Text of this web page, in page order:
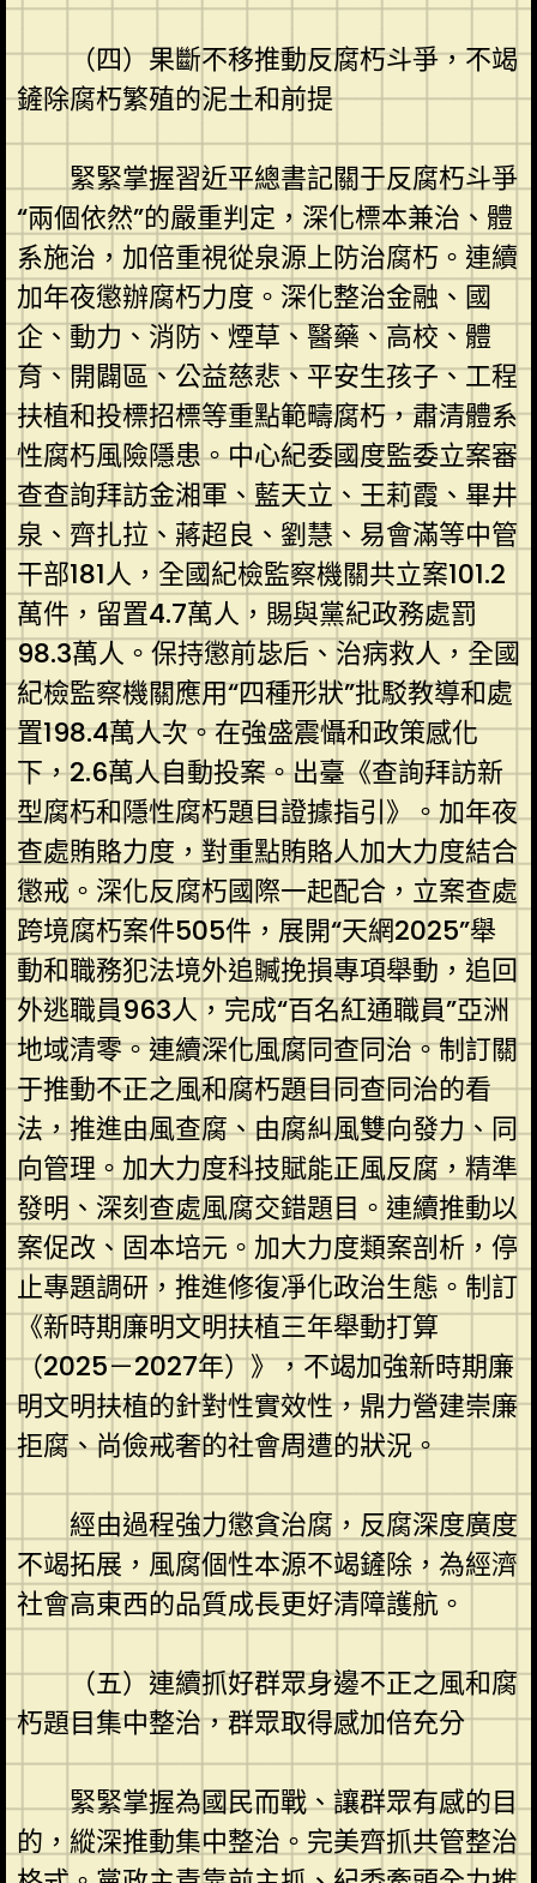
（四）果斷不移推動反腐朽斗爭，不竭
鏟除腐朽繁殖的泥土和前提
緊緊掌握習近平總書記關于反腐朽斗爭
“兩個依然”的嚴重判定，深化標本兼治、體
系施治，加倍重視從泉源上防治腐朽。連續
加年夜懲辦腐朽力度。深化整治金融、國
企、動力、消防、煙草、醫藥、高校、體
育、開闢區、公益慈悲、平安生孩子、工程
扶植和投標招標等重點範疇腐朽，肅清體系
性腐朽風險隱患。中心紀委國度監委立案審
查查詢拜訪金湘軍、藍天立、王莉霞、畢井
泉、齊扎拉、蔣超良、劉慧、易會滿等中管
干部181人，全國紀檢監察機關共立案101.2
萬件，留置4.7萬人，賜與黨紀政務處罰
98.3萬人。保持懲前毖后、治病救人，全國
紀檢監察機關應用“四種形狀”批駁教導和處
置198.4萬人次。在強盛震懾和政策感化
下，2.6萬人自動投案。出臺《查詢拜訪新
型腐朽和隱性腐朽題目證據指引》。加年夜
查處賄賂力度，對重點賄賂人加大力度結合
懲戒。深化反腐朽國際一起配合，立案查處
跨境腐朽案件505件，展開“天網2025”舉
動和職務犯法境外追贓挽損專項舉動，追回
外逃職員963人，完成“百名紅通職員”亞洲
地域清零。連續深化風腐同查同治。制訂關
于推動不正之風和腐朽題目同查同治的看
法，推進由風查腐、由腐糾風雙向發力、同
向管理。加大力度科技賦能正風反腐，精準
發明、深刻查處風腐交錯題目。連續推動以
案促改、固本培元。加大力度類案剖析，停
止專題調研，推進修復凈化政治生態。制訂
《新時期廉明文明扶植三年舉動打算
（2025－2027年）》，不竭加強新時期廉
明文明扶植的針對性實效性，鼎力營建崇廉
拒腐、尚儉戒奢的社會周遭的狀況。
經由過程強力懲貪治腐，反腐深度廣度
不竭拓展，風腐個性本源不竭鏟除，為經濟
社會高東西的品質成長更好清障護航。
（五）連續抓好群眾身邊不正之風和腐
朽題目集中整治，群眾取得感加倍充分
緊緊掌握為國民而戰、讓群眾有感的目
的，縱深推動集中整治。完美齊抓共管整治